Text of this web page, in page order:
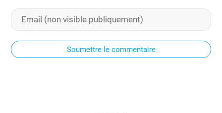
Soumettre le commentaire